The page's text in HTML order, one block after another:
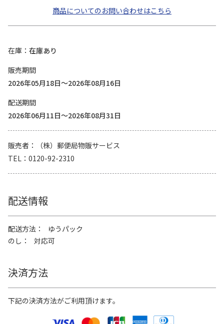
商品についてのお問い合わせはこちら
在庫
在庫あり
販売期間
2026年05月18日～2026年08月16日
配送期間
2026年06月11日～2026年08月31日
販売者
（株）郵便局物販サービス
TEL
0120-92-2310
配送情報
配送方法
ゆうパック
のし
対応可
決済方法
下記の決済方法がご利用頂けます。